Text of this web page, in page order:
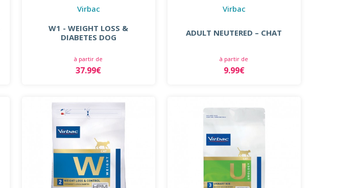
Virbac
W1 - WEIGHT LOSS &
DIABETES DOG
à partir de
37.99€
Virbac
ADULT NEUTERED – CHAT
à partir de
9.99€